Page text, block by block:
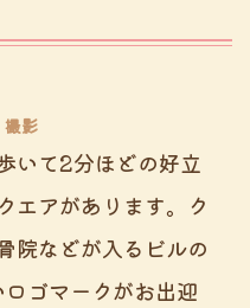
影
いて2分ほどの好立
エアがあります。ク
院などが入るビルの
ゴマークがお出迎